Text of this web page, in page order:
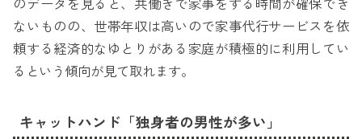
のデータを見ると、共働きで家事をする時間が確保でき
ないものの、世帯年収は高いので家事代行サービスを依
頼する経済的なゆとりがある家庭が積極的に利用してい
るという傾向が見て取れます。
キャットハンド「独身者の男性が多い」